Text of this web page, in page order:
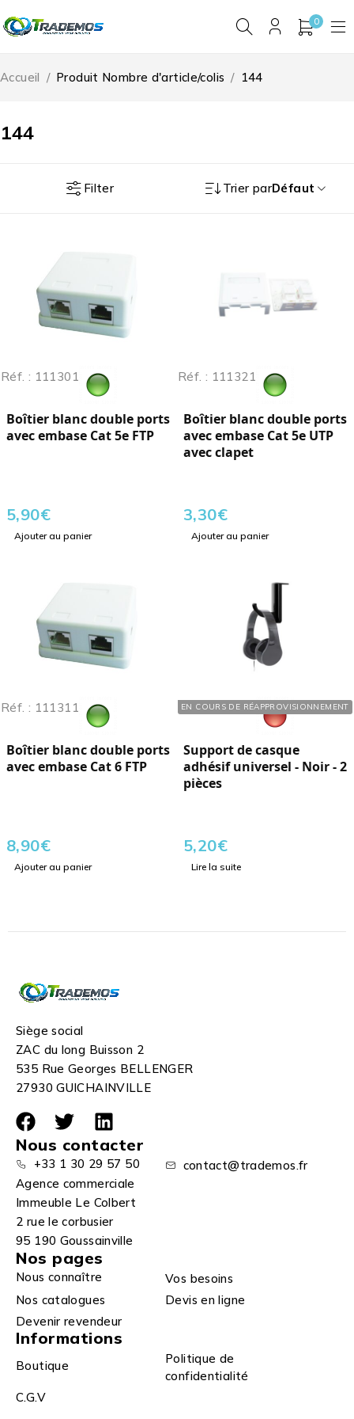
0
144
Accueil / Produit Nombre d'article/colis / 144
Filter Trier parDéfaut
Réf. : 111301
Boîtier blanc double ports
avec embase Cat 5e FTP
5,90€
Ajouter au panier
Réf. : 111321
Boîtier blanc double ports
avec embase Cat 5e UTP
avec clapet
3,30€
Ajouter au panier
Réf. : 111311
Boîtier blanc double ports
avec embase Cat 6 FTP
8,90€
Ajouter au panier
EN COURS DE RÉAPPROVISIONNEMENT
Réf. : 345075
Support de casque
adhésif universel - Noir - 2
pièces
5,20€
Lire la suite
Siège social
ZAC du long Buisson 2
535 Rue Georges BELLENGER
27930 GUICHAINVILLE
Nous contacter
+33 1 30 29 57 50
contact@trademos.fr
Agence commerciale
Immeuble Le Colbert
2 rue le corbusier
95 190 Goussainville
Nos pages
Nous connaître
Vos besoins
Nos catalogues
Devis en ligne
Devenir revendeur
Informations
Boutique
Politique de
confidentialité
C.G.V